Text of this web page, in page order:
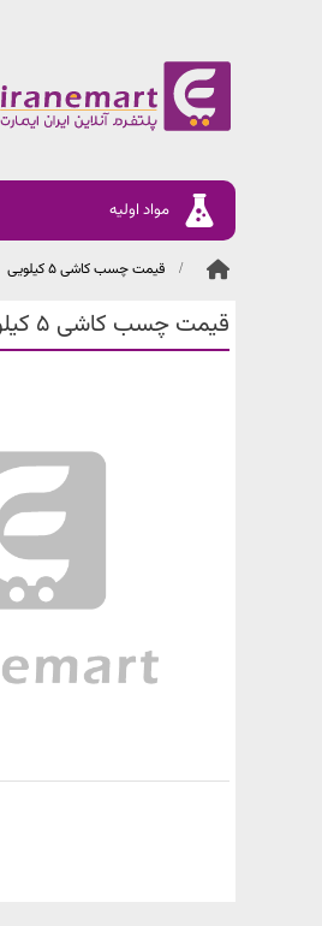
مواد اولیه
قیمت چسب کاشی 5 کیلویی
قیمت چسب کاشی 5 کیلویی